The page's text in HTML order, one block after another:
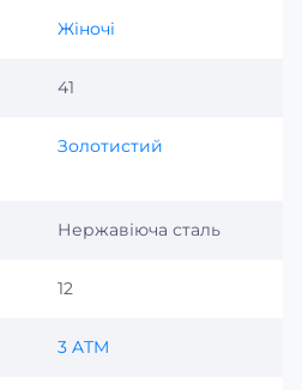
Жіночі
41
Золотистий
Нержавіюча сталь
12
3 ATM